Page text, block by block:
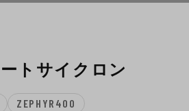
トサイクロン
ZEPHYR400